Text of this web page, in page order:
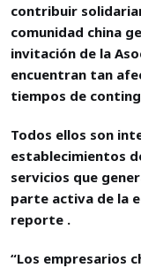
contribuir
comunidad china
invitación de la
encuentran tan
tiempos de
Todos ellos son
establecimientos
servicios que
parte activa de la
reporte .
“Los empresarios